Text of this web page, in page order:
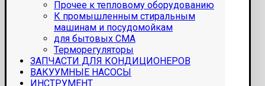
Прочее к тепловому оборудованию
К промышленным стиральным
машинам и посудомойкам
для бытовых СМА
Терморегуляторы
ЗАПЧАСТИ ДЛЯ КОНДИЦИОНЕРОВ
ВАКУУМНЫЕ НАСОСЫ
ИНСТРУМЕНТ